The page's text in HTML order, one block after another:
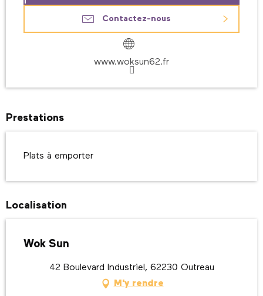
Contactez-nous
www.woksun62.fr
Prestations
Plats à emporter
Localisation
Wok Sun
42 Boulevard Industriel, 62230 Outreau
M'y rendre